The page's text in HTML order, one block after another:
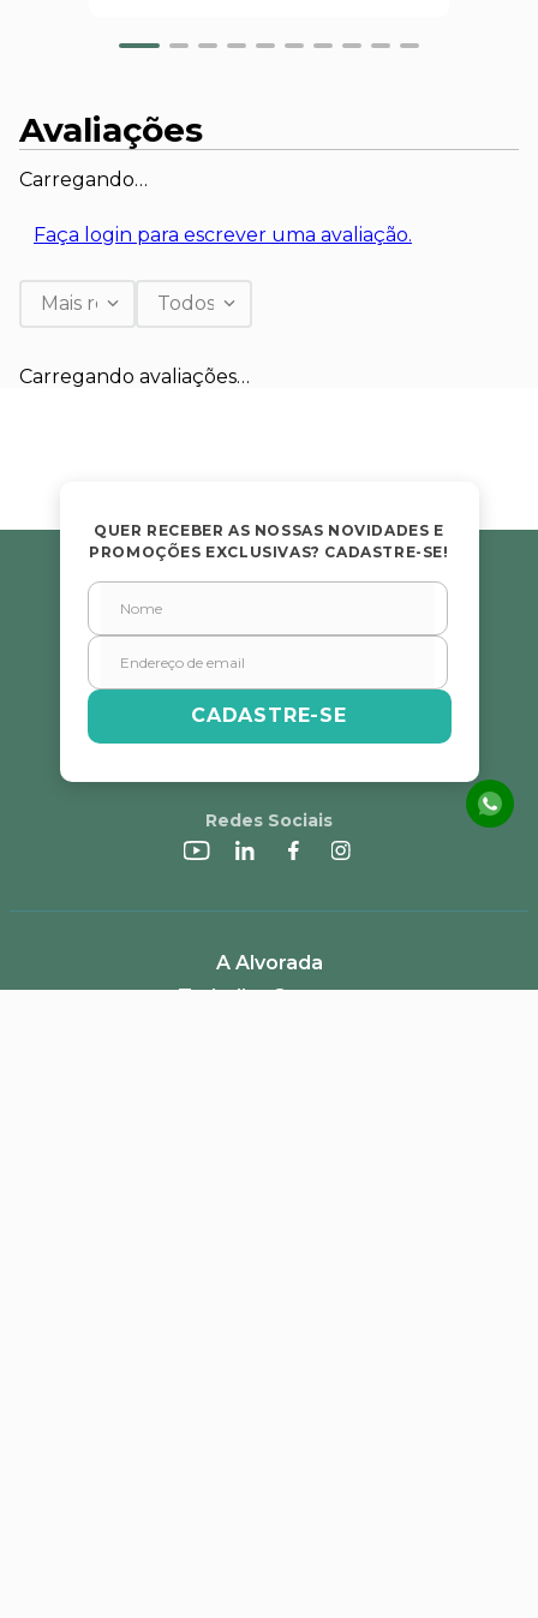
Avaliações
Carregando…
Faça login para escrever uma avaliação.
Mais recentesTodos
Carregando avaliações…
QUER RECEBER AS NOSSAS NOVIDADES E
PROMOÇÕES EXCLUSIVAS? CADASTRE-SE!
CADASTRE-SE
Redes Sociais
A Alvorada
Trabalhe Conosco